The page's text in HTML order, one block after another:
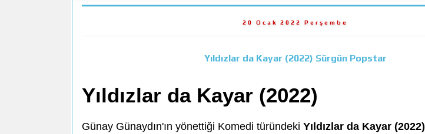
20 Ocak 2022 Perşembe
Yıldızlar da Kayar (2022) Sürgün Popstar
Yıldızlar da Kayar (2022)
Günay Günaydın'ın yönettiği Komedi türündeki Yıldızlar da Kayar (2022)